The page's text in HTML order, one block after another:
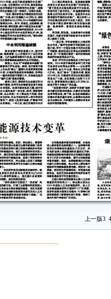
上一版3 4